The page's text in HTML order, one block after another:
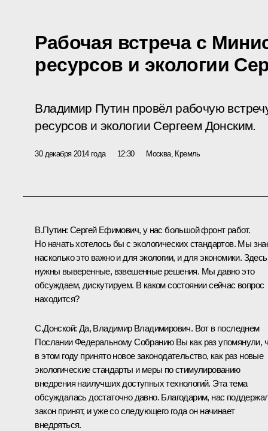
Рабочая встреча с
ресурсов и экологии
Владимир Путин провёл рабочую
ресурсов и экологии Сергеем Донским.
30 декабря 2014 года 12:30 Москва, Кремль
В.Путин: Сергей Ефимович, у нас большой фронт работ.
Но начать хотелось бы с экологических стандартов. Мы
насколько это важно и для экологии, и для экономики. Здесь
нужны выверенные, взвешенные решения. Мы давно это
обсуждаем, дискутируем. В каком состоянии сейчас вопрос
находится?
С.Донской: Да, Владимир Владимирович. Вот в последнем
Послании Федеральному Собранию Вы как раз упомянули,
в этом году принято новое законодательство, как раз новые
экологические стандарты и меры по стимулированию
внедрения наилучших доступных технологий. Эта тема
обсуждалась достаточно давно. Благодарим, нас
закон принят, и уже со следующего года он начинает
внедряться.